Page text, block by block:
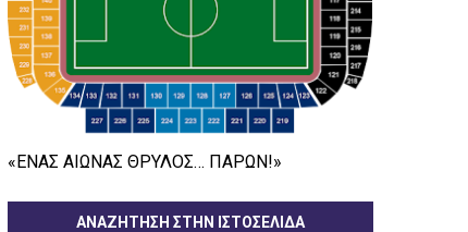
«ΕΝΑΣ ΑΙΩΝΑΣ ΘΡΥΛΟΣ… ΠΑΡΩΝ!»
ΑΝΑΖΗΤΗΣΗ ΣΤΗΝ ΙΣΤΟΣΕΛΙΔΑ